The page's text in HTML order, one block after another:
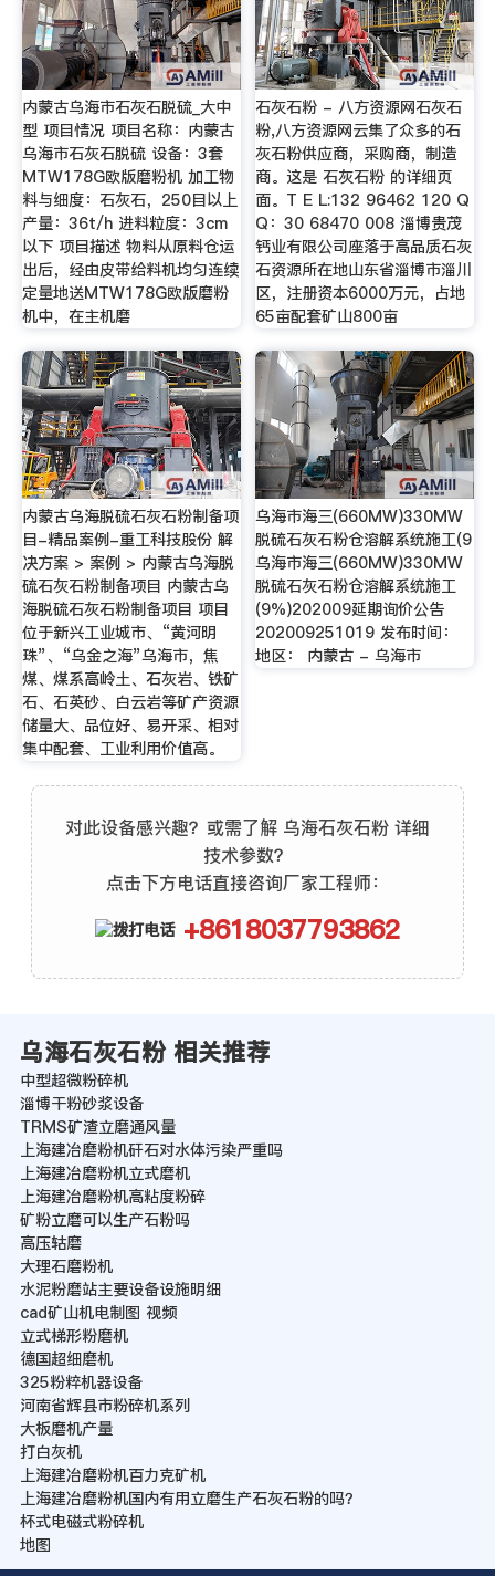
内蒙古乌海市石灰石脱硫_大中
型 项目情况 项目名称：内蒙古
乌海市石灰石脱硫 设备：3套
MTW178G欧版磨粉机 加工物
料与细度：石灰石，250目以上
产量：36t/h 进料粒度：3cm
以下 项目描述 物料从原料仓运
出后，经由皮带给料机均匀连续
定量地送MTW178G欧版磨粉
机中，在主机磨
石灰石粉 - 八方资源网石灰石
粉,八方资源网云集了众多的石
灰石粉供应商，采购商，制造
商。这是 石灰石粉 的详细页
面。T E L:132 96462 120 Q
Q：30 68470 008 淄博贵茂
钙业有限公司座落于高品质石灰
石资源所在地山东省淄博市淄川
区，注册资本6000万元，占地
65亩配套矿山800亩
内蒙古乌海脱硫石灰石粉制备项
目-精品案例-重工科技股份 解
决方案 > 案例 > 内蒙古乌海脱
硫石灰石粉制备项目 内蒙古乌
海脱硫石灰石粉制备项目 项目
位于新兴工业城市、“黄河明
珠”、“乌金之海”乌海市，焦
煤、煤系高岭土、石灰岩、铁矿
石、石英砂、白云岩等矿产资源
储量大、品位好、易开采、相对
集中配套、工业利用价值高。
乌海市海三(660MW)330MW
脱硫石灰石粉仓溶解系统施工(9
乌海市海三(660MW)330MW
脱硫石灰石粉仓溶解系统施工
(9%)202009延期询价公告
202009251019 发布时间：
地区： 内蒙古 - 乌海市
对此设备感兴趣？或需了解 乌海石灰石粉 详细
技术参数？
点击下方电话直接咨询厂家工程师：
+8618037793862
乌海石灰石粉 相关推荐
中型超微粉碎机
淄博干粉砂浆设备
TRMS矿渣立磨通风量
上海建冶磨粉机矸石对水体污染严重吗
上海建冶磨粉机立式磨机
上海建冶磨粉机高粘度粉碎
矿粉立磨可以生产石粉吗
高压轱磨
大理石磨粉机
水泥粉磨站主要设备设施明细
cad矿山机电制图 视频
立式梯形粉磨机
德国超细磨机
325粉粹机器设备
河南省辉县市粉碎机系列
大板磨机产量
打白灰机
上海建冶磨粉机百力克矿机
上海建冶磨粉机国内有用立磨生产石灰石粉的吗？
杯式电磁式粉碎机
地图